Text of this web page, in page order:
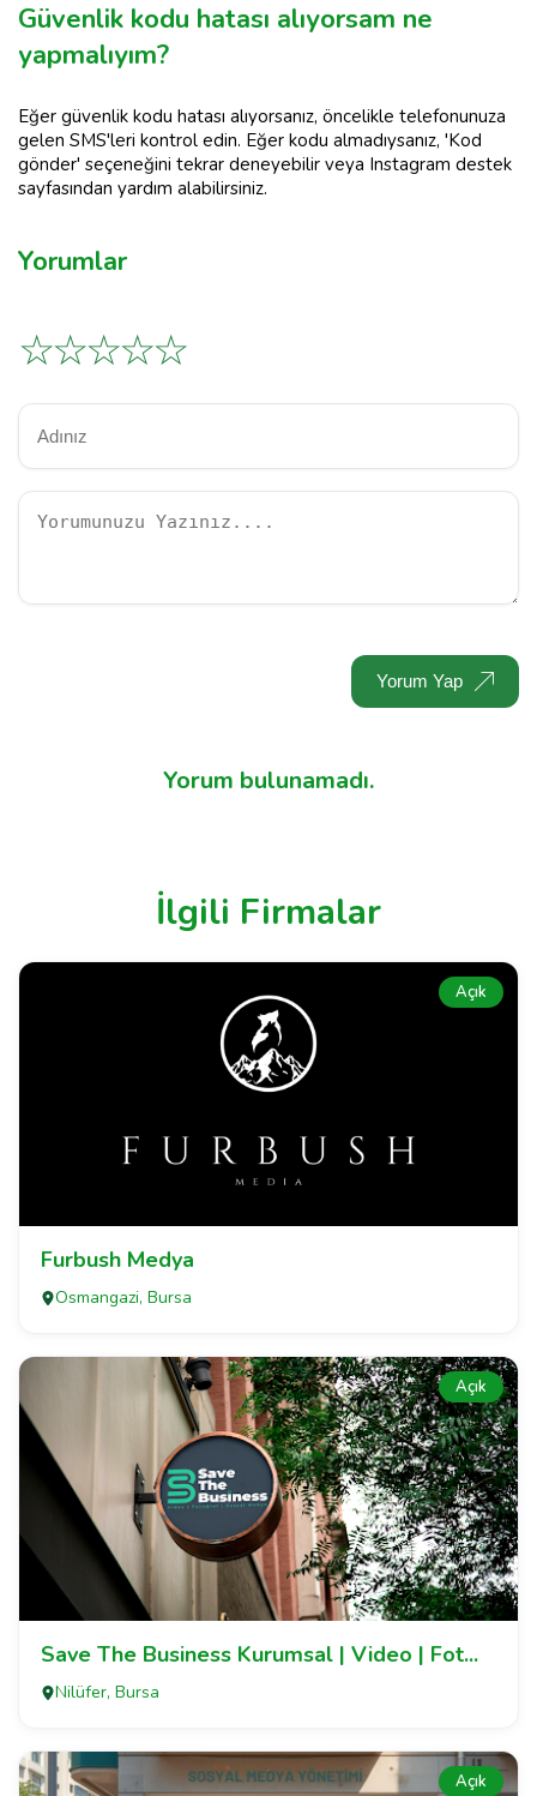
Güvenlik kodu hatası alıyorsam ne
yapmalıyım?
Eğer güvenlik kodu hatası alıyorsanız, öncelikle telefonunuza
gelen SMS'leri kontrol edin. Eğer kodu almadıysanız, 'Kod
gönder' seçeneğini tekrar deneyebilir veya Instagram destek
sayfasından yardım alabilirsiniz.
Yorumlar
☆
☆
☆
☆
☆
Yorum Yap
Yorum bulunamadı.
İlgili Firmalar
Açık
Furbush Medya
Osmangazi, Bursa
Açık
Save The Business Kurumsal | Video | Fot...
Nilüfer, Bursa
Açık